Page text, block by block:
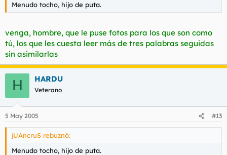
Menudo tocho, hijo de puta.
venga, hombre, que le puse fotos para los que son como
tú, los que les cuesta leer más de tres palabras seguidas
sin asimilarlas
H HARDU
Veterano
5 May 2005 #13
jUAncruS rebuznó:
Menudo tocho, hijo de puta.